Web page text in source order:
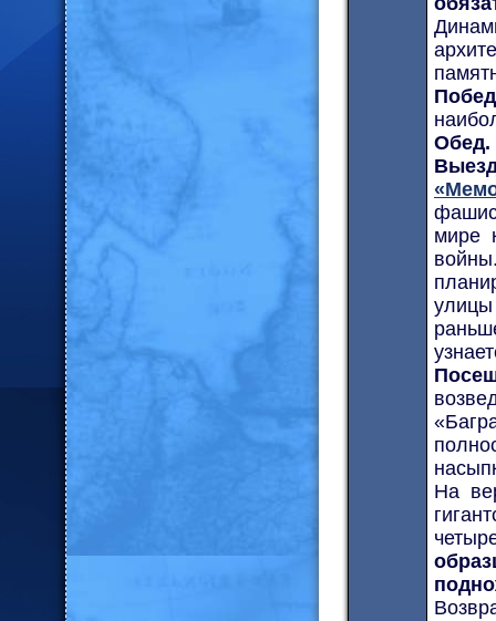
Обед.
мире
улицы
На